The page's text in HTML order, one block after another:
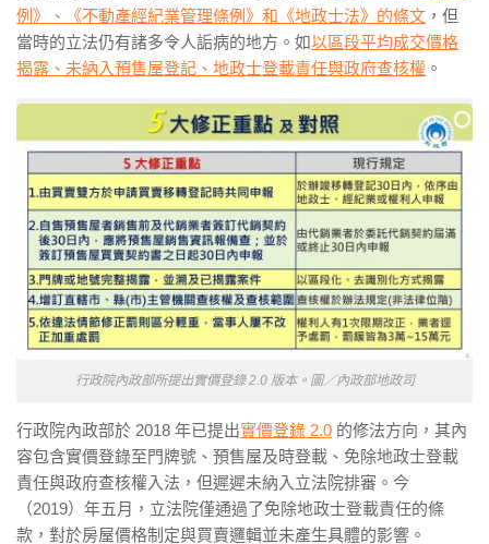
例》、《不動產經紀業管理條例》和《地政士法》的條文 ，但
當時的立法仍有諸多令人詬病的地方。如以區段平均成交價格
揭露、未納入預售屋登記、地政士登載責任與政府查核權 。
行政院內政部所提出實價登錄 2.0 版本。圖／內政部地政司
行政院內政部於 2018 年已提出實價登錄 2.0 的修法方向，其內
容包含實價登錄至門牌號、預售屋及時登載、免除地政士登載
責任與政府查核權入法，但遲遲未納入立法院排審。今
（2019）年五月，立法院僅通過了免除地政士登載責任的條
款，對於房屋價格制定與買賣邏輯並未產生具體的影響。